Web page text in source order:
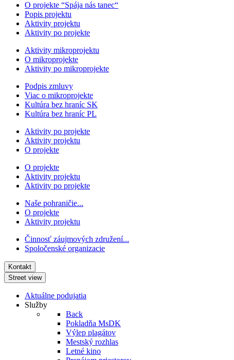
O projekte “Spája nás tanec“
Popis projektu
Aktivity projektu
Aktivity po projekte
Aktivity mikroprojektu
O mikroprojekte
Aktivity po mikroprojekte
Podpis zmluvy
Viac o mikroprojekte
Kultúra bez hraníc SK
Kultúra bez hraníc PL
Aktivity po projekte
Aktivity projektu
O projekte
O projekte
Aktivity projektu
Aktivity po projekte
Naše pohraničie...
O projekte
Aktivity projektu
Činnosť záujmových združení...
Spoločenské organizacie
Kontakt
Street view
Aktuálne podujatia
Služby
Back
Pokladňa MsDK
Výlep plagátov
Mestský rozhlas
Letné kino